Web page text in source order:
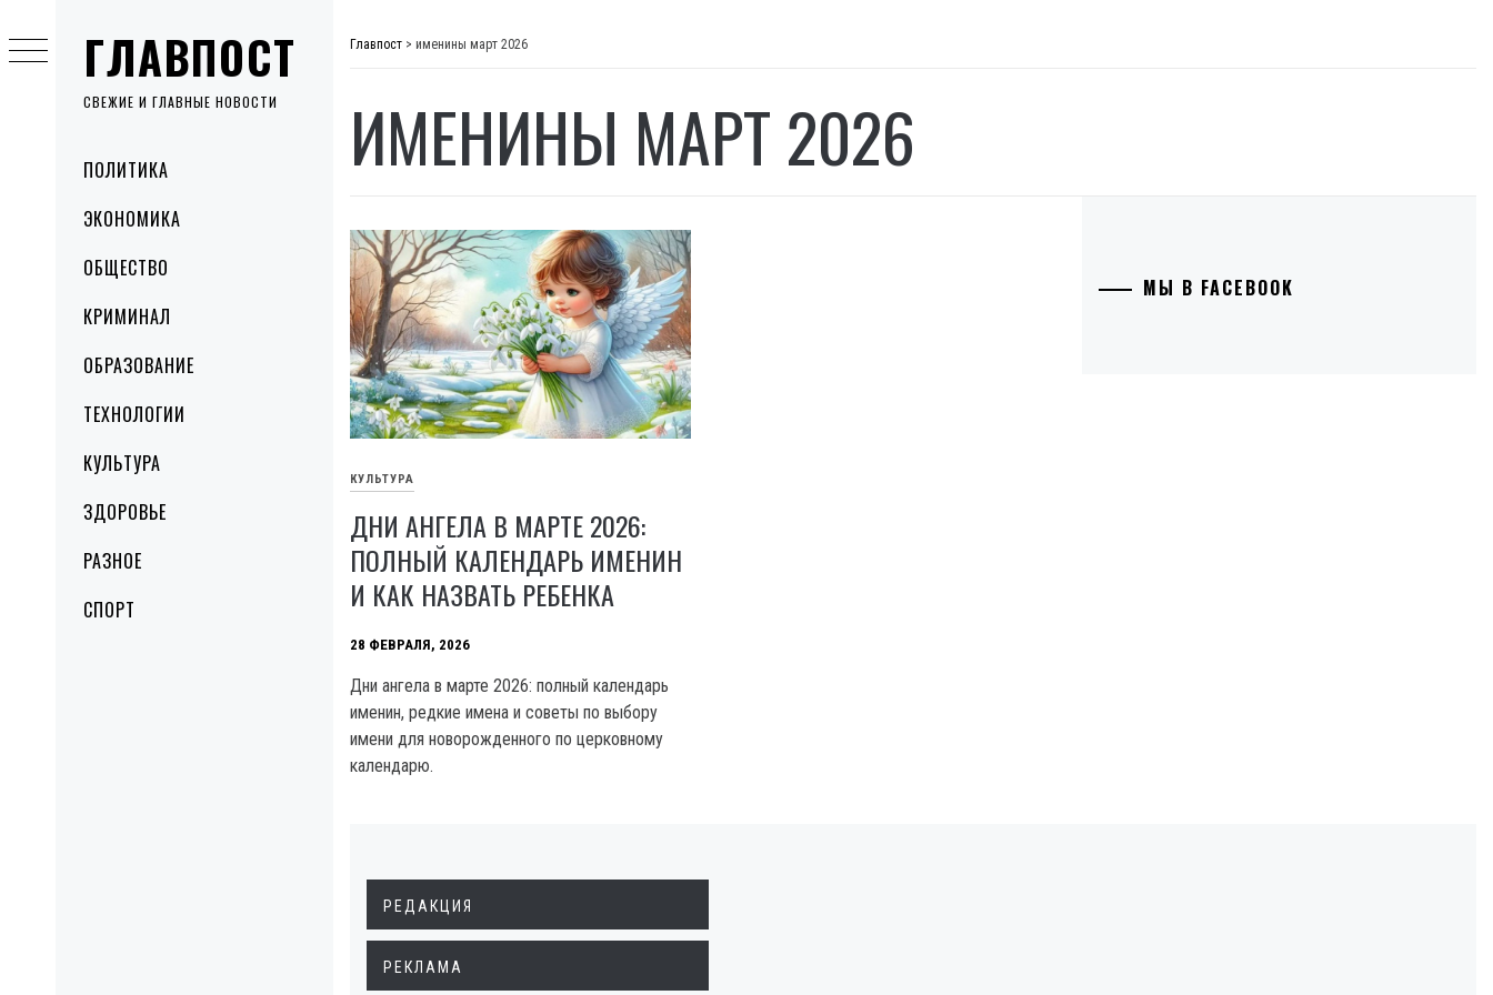
ГЛАВПОСТ
СВЕЖИЕ И ГЛАВНЫЕ НОВОСТИ
MenuПОЛИТИКА
ЭКОНОМИКА
ОБЩЕСТВО
КРИМИНАЛ
ОБРАЗОВАНИЕ
ТЕХНОЛОГИИ
КУЛЬТУРА
ЗДОРОВЬЕ
РАЗНОЕ
СПОРТ
to
content
Главпост > именины март 2026
ИМЕНИНЫ МАРТ 2026
КУЛЬТУРА
ДНИ АНГЕЛА В МАРТЕ 2026:
ПОЛНЫЙ КАЛЕНДАРЬ ИМЕНИН
И КАК НАЗВАТЬ РЕБЕНКА
28 ФЕВРАЛЯ, 2026
Дни ангела в марте 2026: полный календарь
именин, редкие имена и советы по выбору
имени для новорожденного по церковному
календарю.
МЫ В FACEBOOK
РЕДАКЦИЯ
РЕКЛАМА